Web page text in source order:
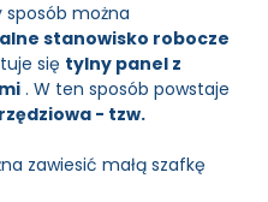
sposób można
stanowisko robocze
się tylny panel z
. W ten sposób powstaje
- tzw.
zawiesić małą szafkę